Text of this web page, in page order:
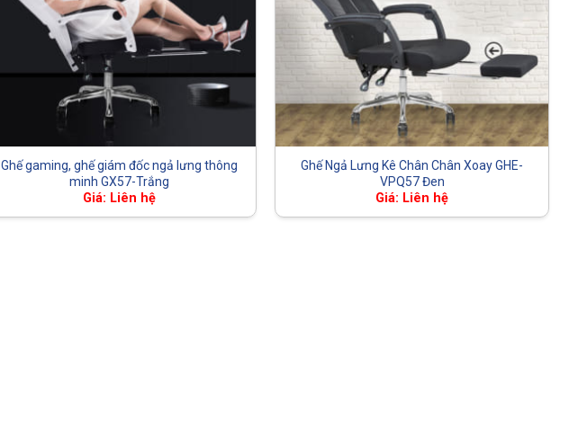
Ghế gaming, ghế giám đốc ngả lưng thông
minh GX57-Trắng
Giá: Liên hệ
Ghế Ngả Lưng Kê Chân Chân Xoay GHE-
VPQ57 Đen
Giá: Liên hệ